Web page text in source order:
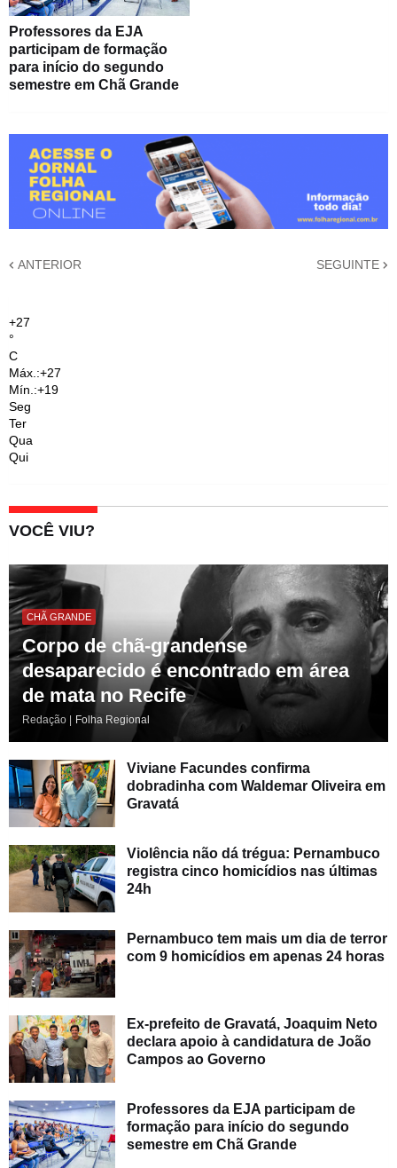
Professores da EJA
participam de formação
para início do segundo
semestre em Chã Grande
ANTERIOR SEGUINTE
+27
°
C
Máx.:+27
Mín.:+19
Seg
Ter
Qua
Qui
VOCÊ VIU?
CHÃ GRANDE
Corpo de chã-grandense
desaparecido é encontrado em área
de mata no Recife
Redação | Folha Regional
Viviane Facundes confirma
dobradinha com Waldemar Oliveira em
Gravatá
Violência não dá trégua: Pernambuco
registra cinco homicídios nas últimas
24h
Pernambuco tem mais um dia de terror
com 9 homicídios em apenas 24 horas
Ex-prefeito de Gravatá, Joaquim Neto
declara apoio à candidatura de João
Campos ao Governo
Professores da EJA participam de
formação para início do segundo
semestre em Chã Grande